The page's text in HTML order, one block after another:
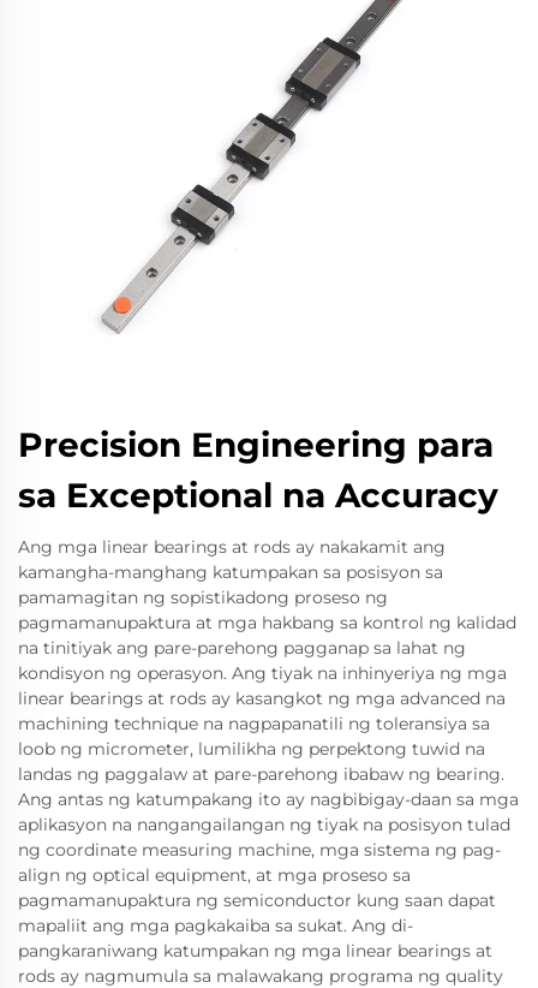
Precision Engineering para
sa Exceptional na Accuracy
Ang mga linear bearings at rods ay nakakamit ang
kamangha-manghang katumpakan sa posisyon sa
pamamagitan ng sopistikadong proseso ng
pagmamanupaktura at mga hakbang sa kontrol ng kalidad
na tinitiyak ang pare-parehong pagganap sa lahat ng
kondisyon ng operasyon. Ang tiyak na inhinyeriya ng mga
linear bearings at rods ay kasangkot ng mga advanced na
machining technique na nagpapanatili ng toleransiya sa
loob ng micrometer, lumilikha ng perpektong tuwid na
landas ng paggalaw at pare-parehong ibabaw ng bearing.
Ang antas ng katumpakang ito ay nagbibigay-daan sa mga
aplikasyon na nangangailangan ng tiyak na posisyon tulad
ng coordinate measuring machine, mga sistema ng pag-
align ng optical equipment, at mga proseso sa
pagmamanupaktura ng semiconductor kung saan dapat
mapaliit ang mga pagkakaiba sa sukat. Ang di-
pangkaraniwang katumpakan ng mga linear bearings at
rods ay nagmumula sa malawakang programa ng quality